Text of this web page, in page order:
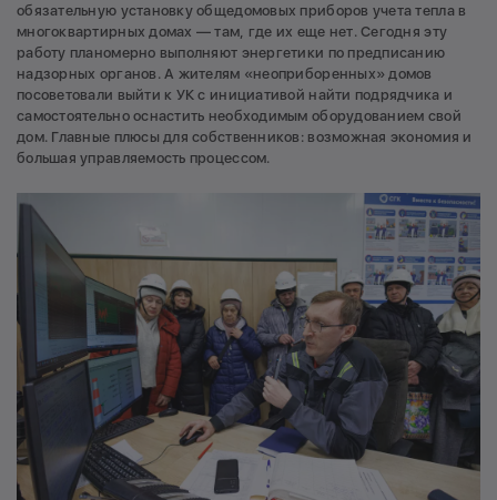
обязательную установку общедомовых приборов учета тепла в
многоквартирных домах — там, где их еще нет. Сегодня эту
работу планомерно выполняют энергетики по предписанию
надзорных органов. А жителям «неоприборенных» домов
посоветовали выйти к УК с инициативой найти подрядчика и
самостоятельно оснастить необходимым оборудованием свой
дом. Главные плюсы для собственников: возможная экономия и
большая управляемость процессом.